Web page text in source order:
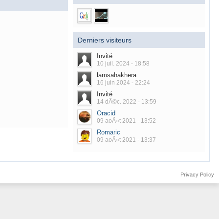
Derniers visiteurs
Invité
10 juil. 2024 - 18:58
lamsahakhera
16 juin 2024 - 22:24
Invité
14 dÃ©c. 2022 - 13:59
Oracid
09 aoÃ»t 2021 - 13:52
Romaric
09 aoÃ»t 2021 - 13:37
Privacy Policy